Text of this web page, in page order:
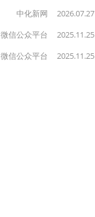
中化新网 2026.07.27
微信公众平台 2025.11.25
微信公众平台 2025.11.25